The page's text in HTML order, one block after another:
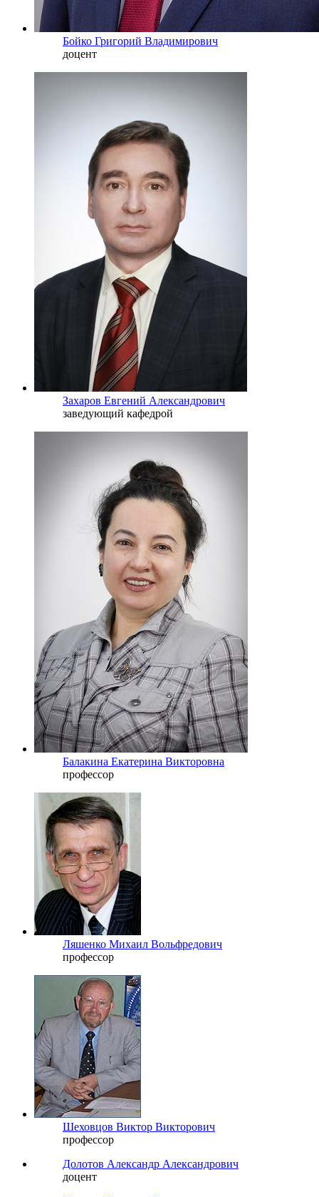
Бойко Григорий Владимирович
доцент
Захаров Евгений Александрович
заведующий кафедрой
Балакина Екатерина Викторовна
профессор
Ляшенко Михаил Вольфредович
профессор
Шеховцов Виктор Викторович
профессор
Долотов Александр Александрович
доцент